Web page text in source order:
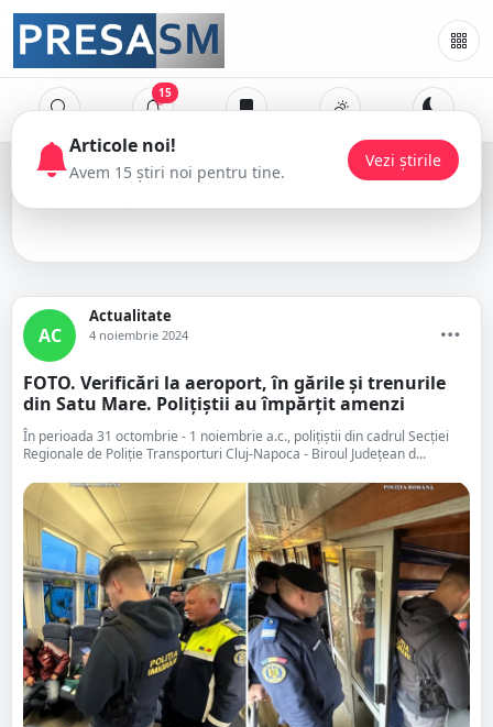
15
Gara de Nord
AC
Actualitate
4 noiembrie 2024
FOTO. Verificări la aeroport, în gările și trenurile
din Satu Mare. Polițiștii au împărțit amenzi
În perioada 31 octombrie - 1 noiembrie a.c., polițiștii din cadrul Secției
Regionale de Poliție Transporturi Cluj-Napoca - Biroul Județean d...
Articole noi!
Avem 15 știri noi pentru tine.
Vezi știrile